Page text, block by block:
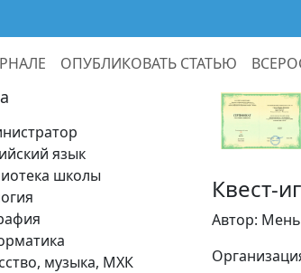
ОПУБЛИКОВАТЬ СТАТЬЮ
язык
школы
музыка, МХК
Квест-
Автор: